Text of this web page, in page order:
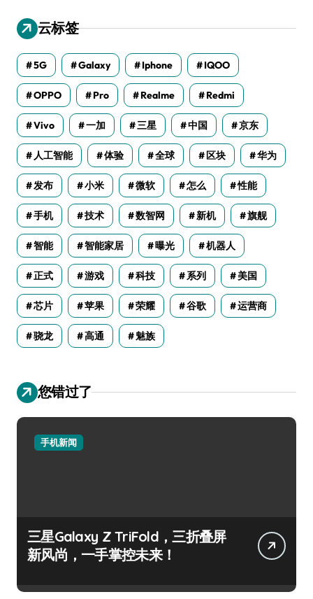
云标签
5G Galaxy Iphone IQOO
OPPO Pro Realme Redmi
Vivo 一加 三星 中国 京东
人工智能 体验 全球 区块 华为
发布 小米 微软 怎么 性能
手机 技术 数智网 新机 旗舰
智能 智能家居 曝光 机器人
正式 游戏 科技 系列 美国
芯片 苹果 荣耀 谷歌 运营商
骁龙 高通 魅族
您错过了
手机新闻
三星Galaxy Z TriFold，三折叠屏
新风尚，一手掌控未来！